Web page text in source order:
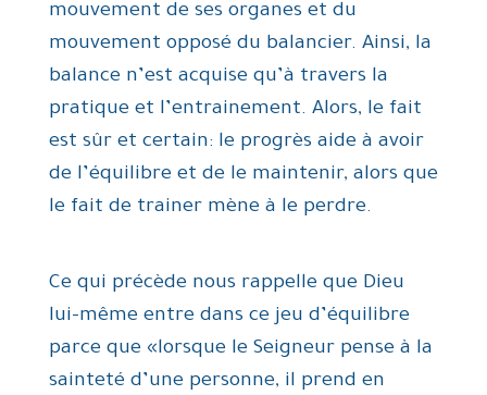
mouvement de ses organes et du
mouvement opposé du balancier. Ainsi, la
balance n’est acquise qu’à travers la
pratique et l’entrainement. Alors, le fait
est sûr et certain: le progrès aide à avoir
de l’équilibre et de le maintenir, alors que
le fait de trainer mène à le perdre.
Ce qui précède nous rappelle que Dieu
lui-même entre dans ce jeu d’équilibre
parce que «lorsque le Seigneur pense à la
sainteté d’une personne, il prend en